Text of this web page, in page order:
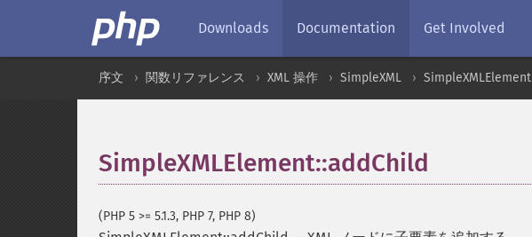
Downloads Documentation Get Involved
序文 関数リファレンス XML 操作 SimpleXML SimpleXMLElement
SimpleXMLElement::addChild
(PHP 5 >= 5.1.3, PHP 7, PHP 8)